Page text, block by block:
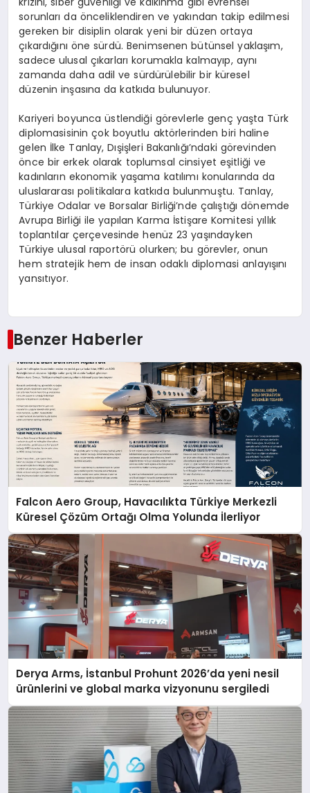
sorunları da önceliklendiren ve yakından takip edilmesi
gereken bir disiplin olarak yeni bir düzen ortaya
çıkardığını öne sürdü. Benimsenen bütünsel yaklaşım,
sadece ulusal çıkarları korumakla kalmayıp, aynı
zamanda daha adil ve sürdürülebilir bir küresel
düzenin inşasına da katkıda bulunuyor.
Kariyeri boyunca üstlendiği görevlerle genç yaşta Türk
diplomasisinin çok boyutlu aktörlerinden biri haline
gelen İlke Tanlay, Dışişleri Bakanlığı’ndaki görevinden
önce bir erkek olarak toplumsal cinsiyet eşitliği ve
kadınların ekonomik yaşama katılımı konularında da
uluslararası politikalara katkıda bulunmuştu. Tanlay,
Türkiye Odalar ve Borsalar Birliği’nde çalıştığı dönemde
Avrupa Birliği ile yapılan Karma İstişare Komitesi yıllık
toplantılar çerçevesinde henüz 23 yaşındayken
Türkiye ulusal raportörü olurken; bu görevler, onun
hem stratejik hem de insan odaklı diplomasi anlayışını
yansıtıyor.
Benzer Haberler
Falcon Aero Group, Havacılıkta Türkiye Merkezli
Küresel Çözüm Ortağı Olma Yolunda İlerliyor
Derya Arms, İstanbul Prohunt 2026’da yeni nesil
ürünlerini ve global marka vizyonunu sergiledi